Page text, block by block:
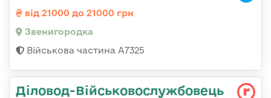
від 21000 до 21000 грн
Звенигородка
Військова частина А7325
Діловод-Військовослужбовець